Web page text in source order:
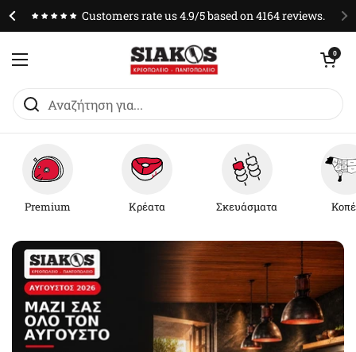
Customers rate us 4.9/5 based on 4164 reviews.
Άνοιγμα μενού
Άνοιγμα0
Premium Κρέατα Σκευάσματα